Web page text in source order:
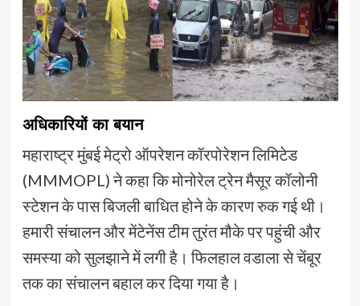
अधिकारियों का बयान
महाराष्ट्र मुंबई मेट्रो ऑपरेशन कॉरपोरेशन लिमिटेड
(MMMOPL) ने कहा कि मोनोरेल ट्रेन मैसूर कॉलोनी
स्टेशन के पास बिजली बाधित होने के कारण रुक गई थी।
हमारी संचालन और मेंटेनेंस टीम तुरंत मौके पर पहुंची और
समस्या को सुलझाने में लगी है। फिलहाल वडाला से चेंबूर
तक का संचालन बहाल कर दिया गया है।